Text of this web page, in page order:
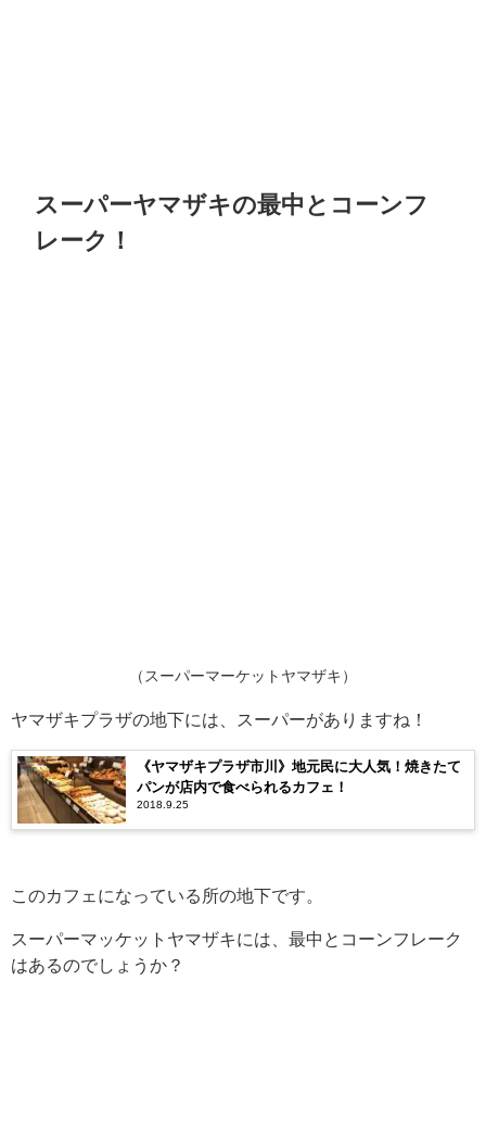
スーパーヤマザキの最中とコーンフ
レーク！
（スーパーマーケットヤマザキ）
ヤマザキプラザの地下には、スーパーがありますね！
《ヤマザキプラザ市川》地元民に大人気！焼きたて
パンが店内で食べられるカフェ！
2018.9.25
このカフェになっている所の地下です。
スーパーマッケットヤマザキには、最中とコーンフレーク
はあるのでしょうか？